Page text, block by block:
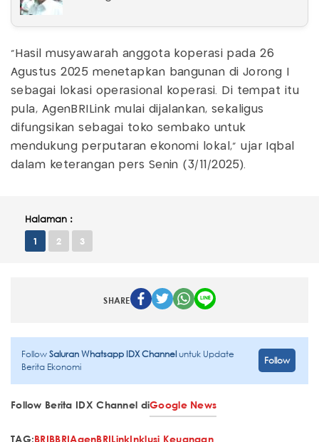
“Hasil musyawarah anggota koperasi pada 26
Agustus 2025 menetapkan bangunan di Jorong I
sebagai lokasi operasional koperasi. Di tempat itu
pula, AgenBRILink mulai dijalankan, sekaligus
difungsikan sebagai toko sembako untuk
mendukung perputaran ekonomi lokal,” ujar Iqbal
dalam keterangan pers Senin (3/11/2025).
Halaman :
1 2 3
SHARE
FollowSaluran Whatsapp IDX Channeluntuk Update
Berita Ekonomi
Follow
Follow Berita IDX Channel diGoogle News
TAG:BRIBBRIAgenBRILinkInklusi Keuangan